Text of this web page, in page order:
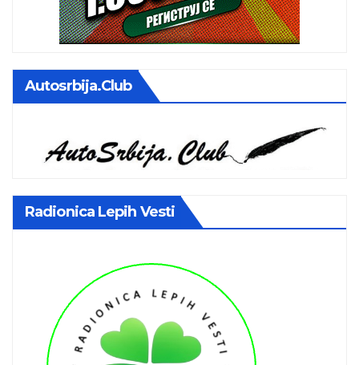
Autosrbija.club
Radionica Lepih Vesti